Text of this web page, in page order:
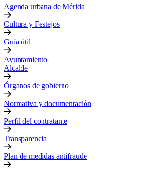
Agenda urbana de Mérida
Cultura y Festejos
Guía útil
Ayuntamiento
Alcalde
Órganos de gobierno
Normativa y documentación
Perfil del contratante
Transparencia
Plan de medidas antifraude